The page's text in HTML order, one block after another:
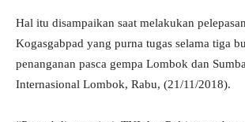
Hal itu disampaikan saat melakukan
Kogasgabpad yang purna tugas selama tiga
penanganan pasca gempa Lombok dan
Internasional Lombok, Rabu, (21/11/2018).